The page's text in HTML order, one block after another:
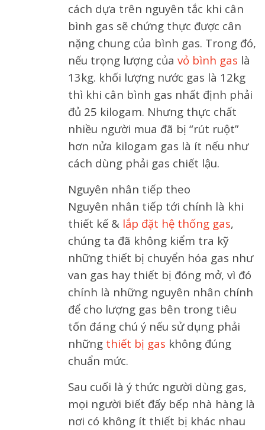
cách dựa trên nguyên tắc khi cân
bình gas sẽ chứng thực được cân
nặng chung của bình gas. Trong đó,
nếu trọng lượng của vỏ bình gas là
13kg. khối lượng nước gas là 12kg
thì khi cân bình gas nhất định phải
đủ 25 kilogam. Nhưng thực chất
nhiều người mua đã bị “rút ruột”
hơn nửa kilogam gas là ít nếu như
cách dùng phải gas chiết lậu.
Nguyên nhân tiếp theo
Nguyên nhân tiếp tới chính là khi
thiết kế & lắp đặt hệ thống gas,
chúng ta đã không kiểm tra kỹ
những thiết bị chuyển hóa gas như
van gas hay thiết bị đóng mở, vì đó
chính là những nguyên nhân chính
để cho lượng gas bên trong tiêu
tốn đáng chú ý nếu sử dụng phải
những thiết bị gas không đúng
chuẩn mức.
Sau cuối là ý thức người dùng gas,
mọi người biết đấy bếp nhà hàng là
nơi có không ít thiết bị khác nhau